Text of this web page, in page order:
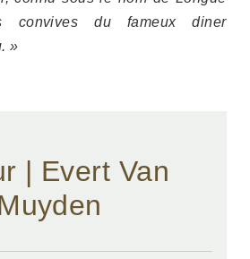
convives du fameux diner
»
| Evert Van